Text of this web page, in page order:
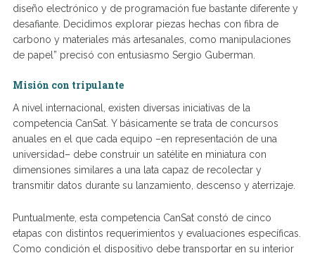
diseño electrónico y de programación fue bastante diferente y
desafiante. Decidimos explorar piezas hechas con fibra de
carbono y materiales más artesanales, como manipulaciones
de papel” precisó con entusiasmo Sergio Guberman.
Misión con tripulante
A nivel internacional, existen diversas iniciativas de la
competencia CanSat. Y básicamente se trata de concursos
anuales en el que cada equipo –en representación de una
universidad– debe construir un satélite en miniatura con
dimensiones similares a una lata capaz de recolectar y
transmitir datos durante su lanzamiento, descenso y aterrizaje.
Puntualmente, esta competencia CanSat constó de cinco
etapas con distintos requerimientos y evaluaciones específicas.
Como condición el dispositivo debe transportar en su interior